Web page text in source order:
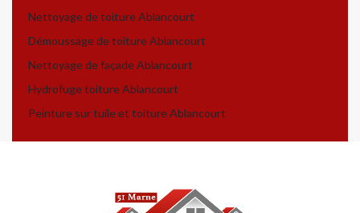
Nettoyage de toiture Ablancourt
Démoussage de toiture Ablancourt
Nettoyage de façade Ablancourt
Hydrofuge toiture Ablancourt
Peinture sur tuile et toiture Ablancourt